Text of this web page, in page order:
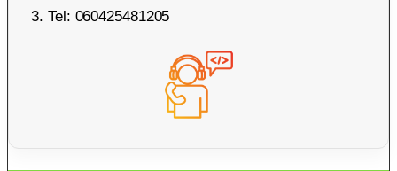
Tel: 060425481205